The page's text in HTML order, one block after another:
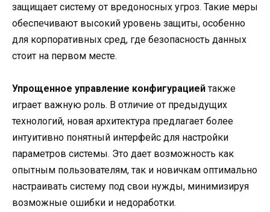
защищает систему от вредоносных угроз. Такие меры
обеспечивают высокий уровень защиты, особенно
для корпоративных сред, где безопасность данных
стоит на первом месте.
Упрощенное управление конфигурацией также
играет важную роль. В отличие от предыдущих
технологий, новая архитектура предлагает более
интуитивно понятный интерфейс для настройки
параметров системы. Это дает возможность как
опытным пользователям, так и новичкам оптимально
настраивать систему под свои нужды, минимизируя
возможные ошибки и недоработки.